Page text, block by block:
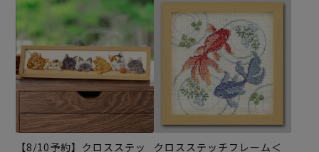
【8/10予約】クロスステッ
クロスステッチフレーム＜